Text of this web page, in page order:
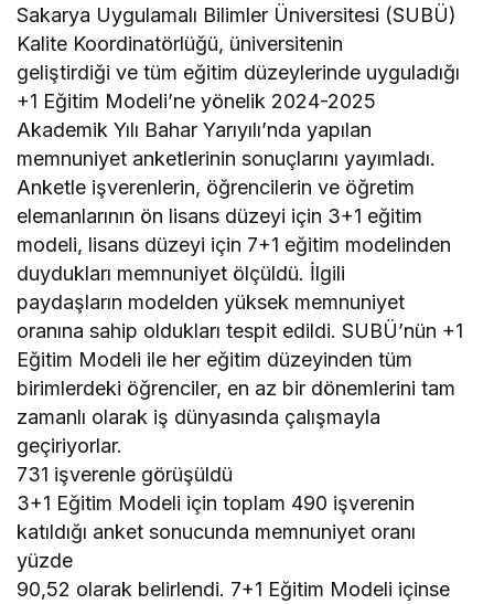
Sakarya Uygulamalı Bilimler Üniversitesi (SUBÜ)
Kalite Koordinatörlüğü, üniversitenin
geliştirdiği ve tüm eğitim düzeylerinde uyguladığı
+1 Eğitim Modeli’ne yönelik 2024-2025
Akademik Yılı Bahar Yarıyılı’nda yapılan
memnuniyet anketlerinin sonuçlarını yayımladı.
Anketle işverenlerin, öğrencilerin ve öğretim
elemanlarının ön lisans düzeyi için 3+1 eğitim
modeli, lisans düzeyi için 7+1 eğitim modelinden
duydukları memnuniyet ölçüldü. İlgili
paydaşların modelden yüksek memnuniyet
oranına sahip oldukları tespit edildi. SUBÜ’nün +1
Eğitim Modeli ile her eğitim düzeyinden tüm
birimlerdeki öğrenciler, en az bir dönemlerini tam
zamanlı olarak iş dünyasında çalışmayla
geçiriyorlar.
731 işverenle görüşüldü
3+1 Eğitim Modeli için toplam 490 işverenin
katıldığı anket sonucunda memnuniyet oranı
yüzde
90,52 olarak belirlendi. 7+1 Eğitim Modeli içinse